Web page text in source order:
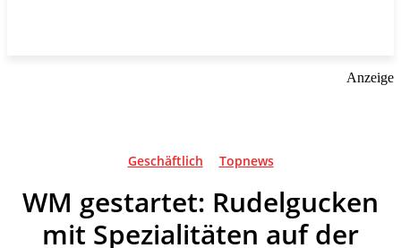
Anzeige
Geschäftlich Topnews
WM gestartet: Rudelgucken
mit Spezialitäten auf der